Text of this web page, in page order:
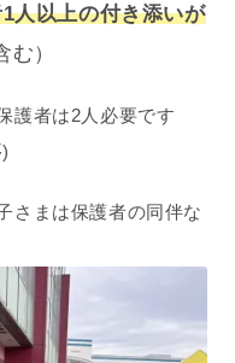
人以上の付き添いが
）
護者は2人必要です
)
さまは保護者の同伴な